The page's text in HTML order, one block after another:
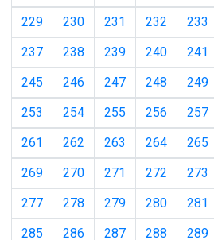
229
230 231 232 233
237
238 239 240 241
245
246 247 248 249
253
254 255 256 257
261
262 263 264 265
269
270 271 272 273
277
278 279 280 281
285
286 287 288 289